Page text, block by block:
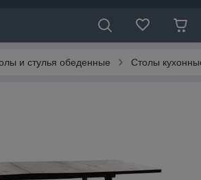
и стулья обеденные Столы